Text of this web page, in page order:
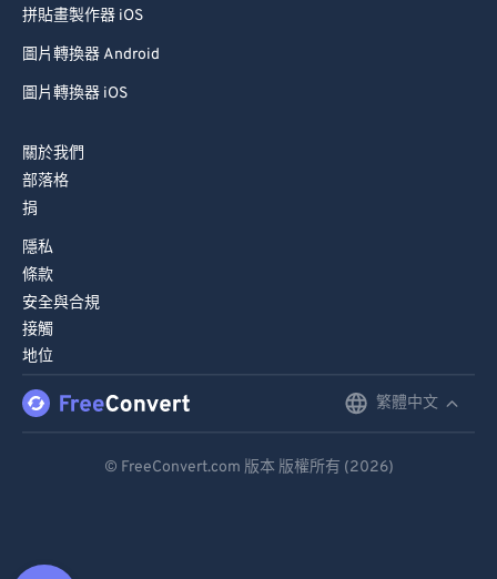
拼貼畫製作器 iOS
圖片轉換器 Android
圖片轉換器 iOS
關於我們
部落格
捐
隱私
條款
安全與合規
接觸
地位
繁體中文
© FreeConvert.com 版本 版權所有 (2026)